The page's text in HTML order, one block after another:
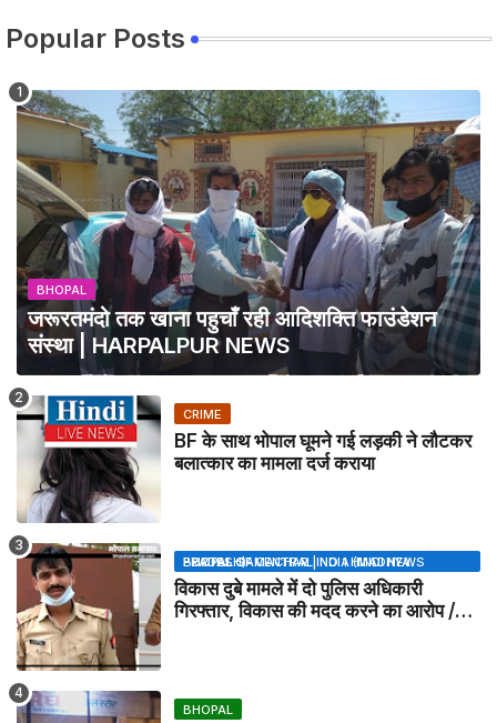
Popular Posts
BHOPAL
जरूरतमंदो तक खाना पहुचाँ रही आदिशक्ति फाउंडेशन
संस्था | HARPALPUR NEWS
CRIME
BF के साथ भोपाल घूमने गई लड़की ने लौटकर
बलात्कार का मामला दर्ज कराया
BHOPAL SAMACHAR | NO 1 HINDI NEWS PORTAL OF CENTRAL INDIA (MADHYA PRADESH)
विकास दुबे मामले में दो पुलिस अधिकारी
गिरफ्तार, विकास की मदद करने का आरोप /
BHOPAL